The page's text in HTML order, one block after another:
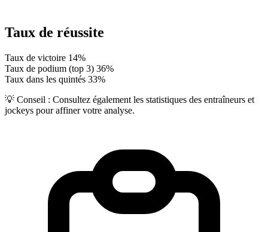
Taux de réussite
Taux de victoire 14%
Taux de podium (top 3) 36%
Taux dans les quintés 33%
💡 Conseil : Consultez également les statistiques des entraîneurs et
jockeys pour affiner votre analyse.